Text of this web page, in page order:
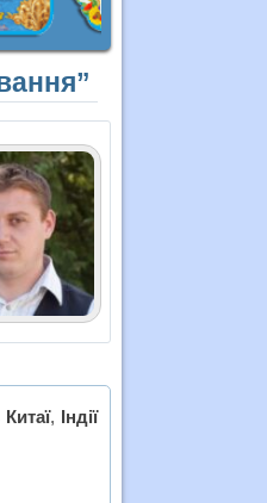
Китаї, Індії